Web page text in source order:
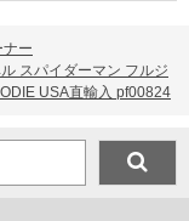
ー
スパイダーマン フルジ
USA直輸入 pf00824